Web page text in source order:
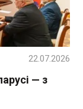
— з
22.07.2026